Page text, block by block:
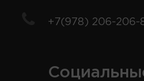
+7(978) 206-206-